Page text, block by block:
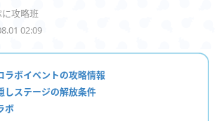
攻略班
02:09
ラボイベントの攻略情報
しステージの解放条件
ボ